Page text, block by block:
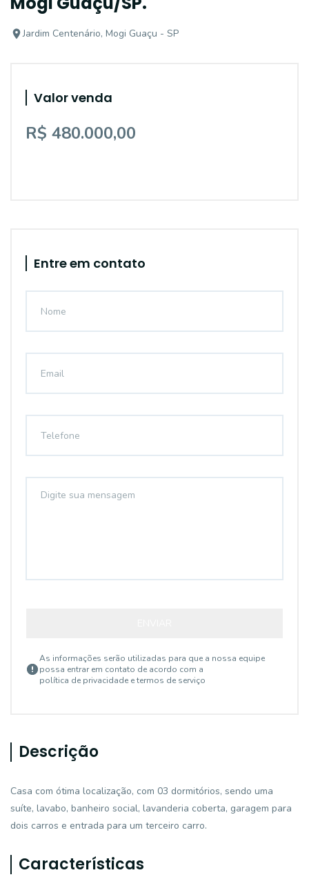
Jardim Centenário, Mogi Guaçu - SP
Valor venda
R$ 480.000,00
Entre em contato
As informações serão utilizadas para que a nossa equipe
possa entrar em contato de acordo com a
política de privacidade e termos de serviço
Descrição
Casa com ótima localização, com 03 dormitórios, sendo uma
suíte, lavabo, banheiro social, lavanderia coberta, garagem para
dois carros e entrada para um terceiro carro.
Características